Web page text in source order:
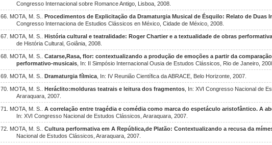
Congresso Internacional sobre Romance Antigo, Lisboa, 2008.
66. MOTA, M. S.. Procedimentos de Explicitação da Dramaturgia Musical de Ésquilo: Relato de Duas
Congresso Internaciona de Estudios Clássicos en México, Cidade de México, 2008.
67. MOTA, M. S.. História cultural e teatralidade: Roger Chartier e a textualidade de obras
de História Cultural, Goiânia, 2008.
68. MOTA, M. S.. Catarse,Rasa, flor: contextualizando a produção de emoções a partir da
performativo-musicais , In: II Simpósio Internacional Ousia de Estudos Clássicos, Rio de Janeiro,
69. MOTA, M. S.. Dramaturgia fílmica , In: IV Reunião Científica da ABRACE, Belo Horizonte, 2007.
70. MOTA, M. S.. Heráclito:molduras teatrais e leitura dos fragmentos , In: XVI Congresso Nacional de
Araraquara, 2007.
71. MOTA, M. S.. A correlação entre tragédia e comédia como marca do espetáculo aristofântico. A
In: XVI Congresso Nacional de Estudos Clássicos, Araraquara, 2007.
72. MOTA, M. S.. Cultura performativa em A República,de Platão: Contextualizando a recusa da
Nacional de Estudos Clássicos, Araraquara, 2007.